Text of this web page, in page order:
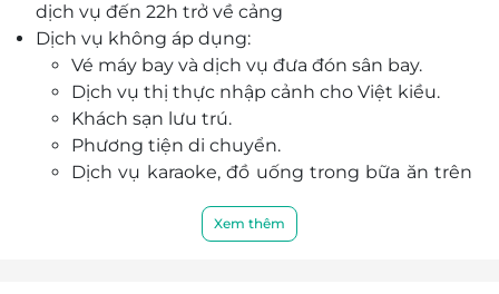
danh thắng nổi tiếng như Đảo Rều mệnh danh
"Dubai thu nhỏ", Sun Wheel Hạ Long, Hòn Hang
Ma , Hòn Vụng Oản.
Để ngắm trọn di sản từ bên trong, Paradise
Delight được thiết kế tỉ mỉ đến từng chi tiết,
không gian mở như tầng lái hay cửa kính cong
vô cực để quý khách tận hưởng tối đa vẻ đẹp
diễm lệ của Hạ Long dưới ánh mặt trời hay dưới
ánh đèn của thành phố sôi động.
dịch vụ đến 22h trở về cảng
Dịch vụ không áp dụng:
Vé máy bay và dịch vụ đưa đón sân bay.
Dịch vụ thị thực nhập cảnh cho Việt kiều.
Khách sạn lưu trú.
Phương tiện di chuyển.
Dịch vụ karaoke, đồ uống trong bữa ăn trên
Tiền thưởng và các chi phí khác không có
Xem thêm